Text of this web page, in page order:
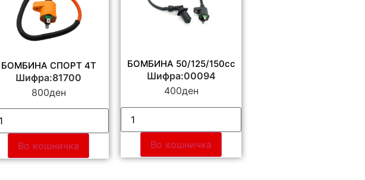
БОМБИНА СПОРТ 4Т
Шифра:81700
800ден
Во кошничка
БОМБИНА 50/125/150cc
Шифра:00094
400ден
Во кошничка